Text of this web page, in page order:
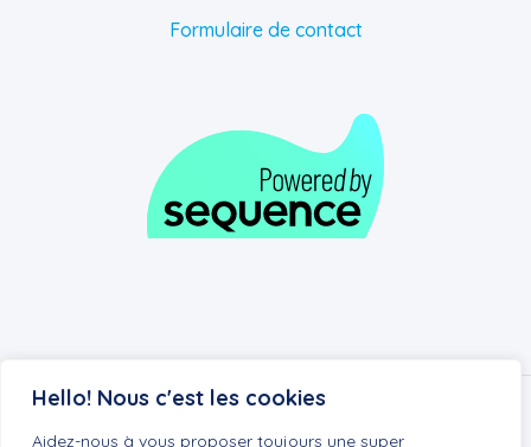
Hello! Nous c'est les cookies
Aidez-nous à vous proposer toujours une super
Formulaire de contact